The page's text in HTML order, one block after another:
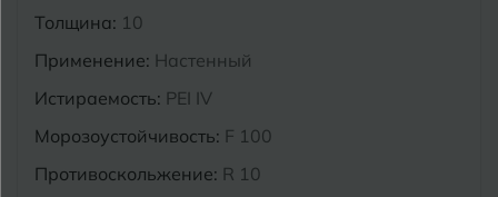
Толщина: 10
Применение: Настенный
Истираемость: PEI IV
Морозоустойчивость: F 100
Противоскольжение: R 10